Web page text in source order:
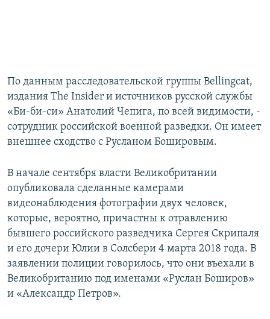
По данным расследовательской группы Bellingcat,
издания The Insider и источников русской службы
«Би-би-си» Анатолий Чепига, по всей видимости, -
сотрудник российской военной разведки. Он имеет
внешнее сходство с Русланом Бошировым.
В начале сентября власти Великобритании
опубликовала сделанные камерами
видеонаблюдения фотографии двух человек,
которые, вероятно, причастны к отравлению
бывшего российского разведчика Сергея Скрипаля
и его дочери Юлии в Солсбери 4 марта 2018 года. В
заявлении полиции говорилось, что они въехали в
Великобританию под именами «Руслан Боширов»
и «Александр Петров».